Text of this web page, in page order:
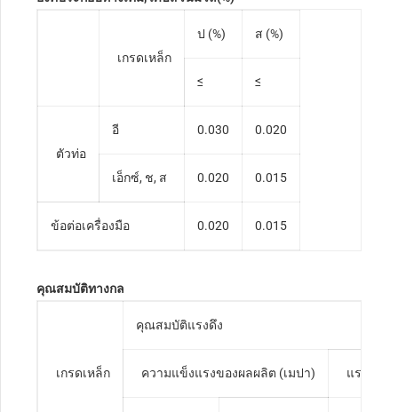
เกรดเหล็ก
ป (%) ส (%)
≤ ≤
ตัวท่อ
อี 0.030 0.020
เอ็กซ์, ช, ส 0.020 0.015
ข้อต่อเครื่องมือ 0.020 0.015
คุณสมบัติทางกล
เกรดเหล็ก
คุณสมบัติแรงดึง
ความแข็งแรงของผลผลิต (เมปา) แรงดึง